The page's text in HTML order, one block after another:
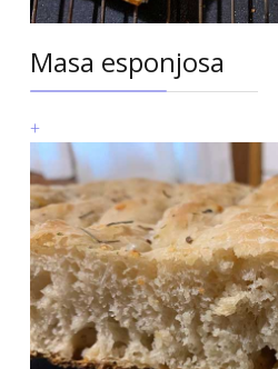
Masa esponjosa
+